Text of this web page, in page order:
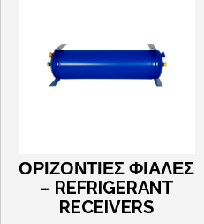
ΟΡΙΖΟΝΤΙΕΣ ΦΙΑΛΕΣ
– REFRIGERANT
RECEIVERS